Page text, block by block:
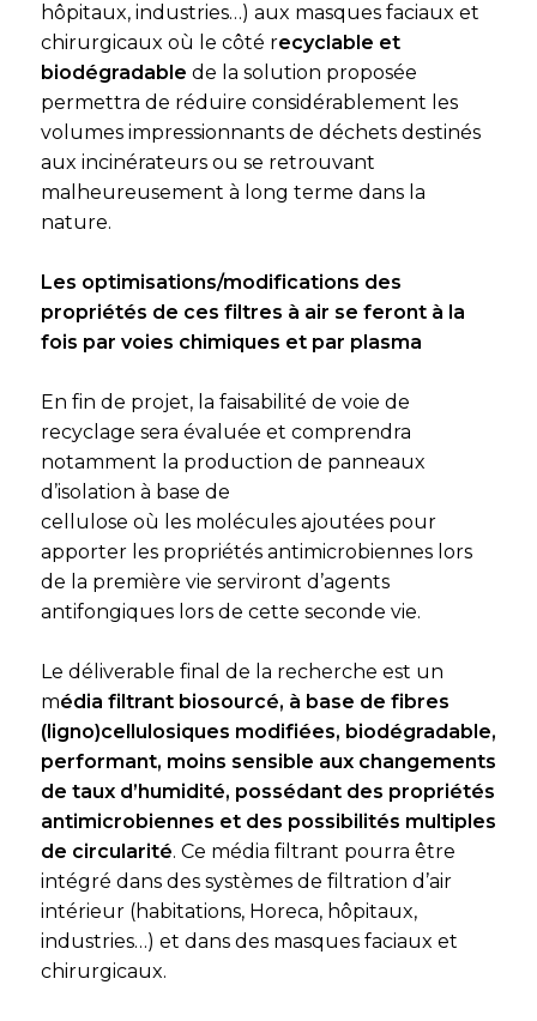
hôpitaux, industries…) aux masques faciaux et
chirurgicaux où le côté recyclable et
biodégradable de la solution proposée
permettra de réduire considérablement les
volumes impressionnants de déchets destinés
aux incinérateurs ou se retrouvant
malheureusement à long terme dans la
nature.
Les optimisations/modifications des
propriétés de ces filtres à air se feront à la
fois par voies chimiques et par plasma
En fin de projet, la faisabilité de voie de
recyclage sera évaluée et comprendra
notamment la production de panneaux
d’isolation à base de
cellulose où les molécules ajoutées pour
apporter les propriétés antimicrobiennes lors
de la première vie serviront d’agents
antifongiques lors de cette seconde vie.
Le déliverable final de la recherche est un
média filtrant biosourcé, à base de fibres
(ligno)cellulosiques modifiées, biodégradable,
performant, moins sensible aux changements
de taux d’humidité, possédant des propriétés
antimicrobiennes et des possibilités multiples
de circularité. Ce média filtrant pourra être
intégré dans des systèmes de filtration d’air
intérieur (habitations, Horeca, hôpitaux,
industries…) et dans des masques faciaux et
chirurgicaux.